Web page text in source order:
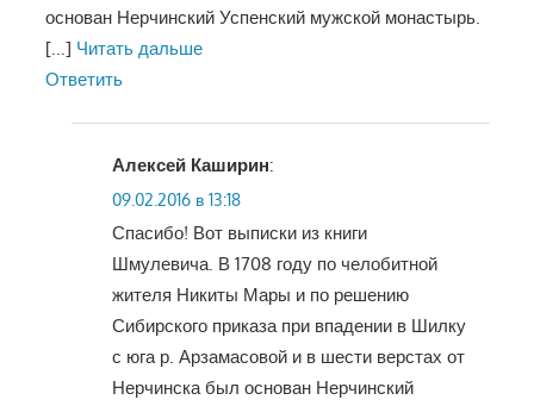
основан Нерчинский Успенский мужской монастырь.
[...] Читать дальше
Ответить
Алексей Каширин:
09.02.2016 в 13:18
Спасибо! Вот выписки из книги
Шмулевича. В 1708 году по челобитной
жителя Никиты Мары и по решению
Сибирского приказа при впадении в Шилку
с юга р. Арзамасовой и в шести верстах от
Нерчинска был основан Нерчинский